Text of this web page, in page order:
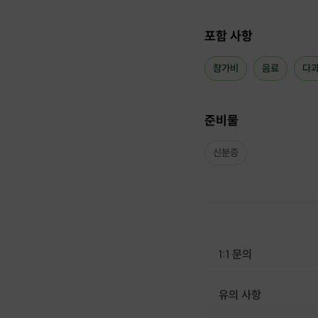
옵션, 조건없는 파격적인
남♂️ : 19,900원
-이수역 3분, 사당역 8분
-진행 회차별 나이가 달
포함 사항
참가비 음료 다
준비물
신분증
1:1 문의
유의 사항